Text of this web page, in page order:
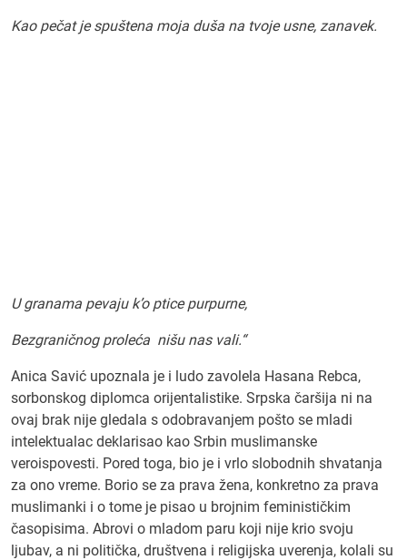
Kao pečat je spuštena moja duša na tvoje usne, zanavek.
U granama pevaju k’o ptice purpurne,
Bezgraničnog proleća nišu nas vali.“
Anica Savić upoznala je i ludo zavolela Hasana Rebca,
sorbonskog diplomca orijentalistike. Srpska čaršija ni na
ovaj brak nije gledala s odobravanjem pošto se mladi
intelektualac deklarisao kao Srbin muslimanske
veroispovesti. Pored toga, bio je i vrlo slobodnih shvatanja
za ono vreme. Borio se za prava žena, konkretno za prava
muslimanki i o tome je pisao u brojnim feminističkim
časopisima. Abrovi o mladom paru koji nije krio svoju
ljubav, a ni politička, društvena i religijska uverenja, kolali su